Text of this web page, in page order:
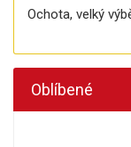
Ochota, velký
Oblíbené